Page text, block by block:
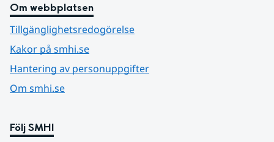
Om webbplatsen
Tillgänglighetsredogörelse
Kakor på smhi.se
Hantering av personuppgifter
Om smhi.se
Följ SMHI